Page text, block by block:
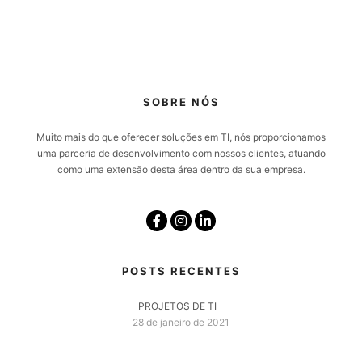
SOBRE NÓS
Muito mais do que oferecer soluções em TI, nós proporcionamos
uma parceria de desenvolvimento com nossos clientes, atuando
como uma extensão desta área dentro da sua empresa.
POSTS RECENTES
PROJETOS DE TI
28 de janeiro de 2021